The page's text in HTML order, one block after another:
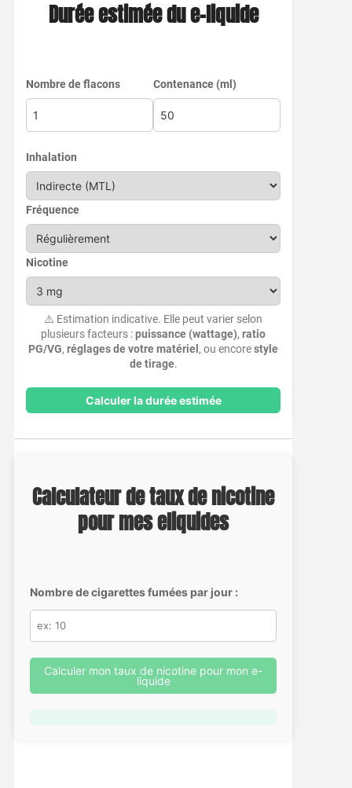
Durée estimée du e-liquide
Nombre de flacons Contenance (ml)
Inhalation
Fréquence
Nicotine
⚠️ Estimation indicative. Elle peut varier selon
plusieurs facteurs :puissance (wattage),ratio
PG/VG,réglages de votre matériel , ou encorestyle
de tirage.
Calculer la durée estimée
Calculateur de taux de nicotine
pour mes eliquides
Nombre de cigarettes fumées par jour :
Calculer mon taux de nicotine pour mon e-
liquide